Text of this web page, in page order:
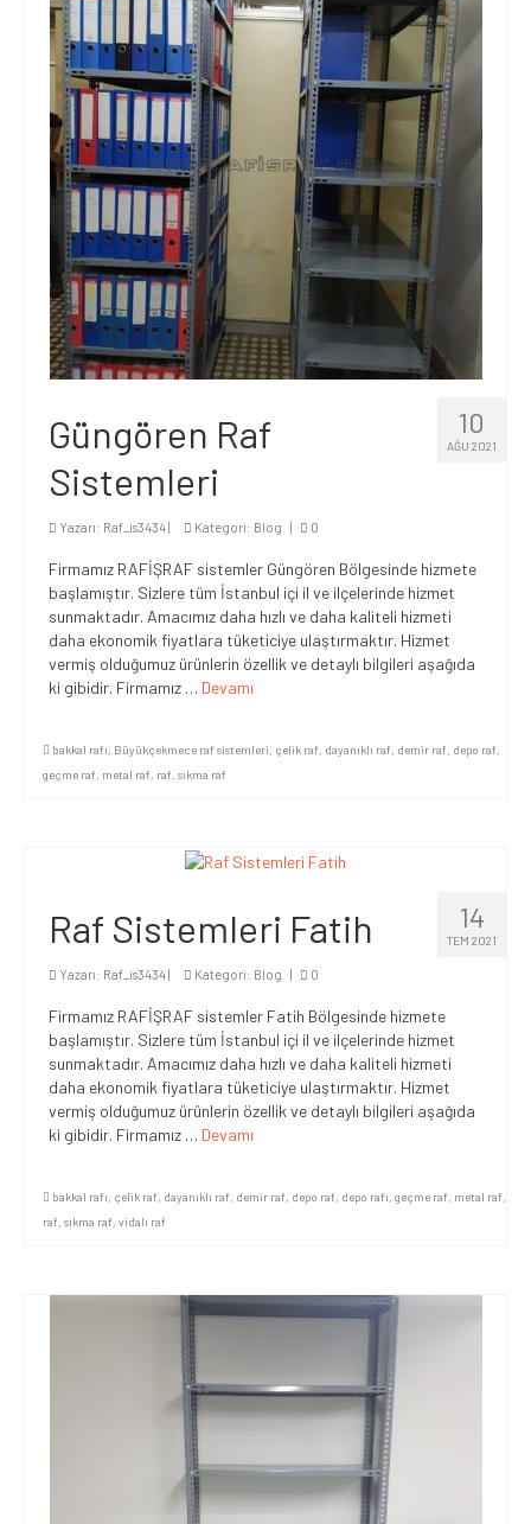
10
AĞU 2021
Güngören Raf
Sistemleri
Yazarı: Raf_is3434 Kategori: Blog 0
Firmamız RAFİŞRAF sistemler Güngören Bölgesinde hizmete
başlamıştır. Sizlere tüm İstanbul içi il ve ilçelerinde hizmet
sunmaktadır. Amacımız daha hızlı ve daha kaliteli hizmeti
daha ekonomik fiyatlara tüketiciye ulaştırmaktır. Hizmet
vermiş olduğumuz ürünlerin özellik ve detaylı bilgileri aşağıda
ki gibidir. Firmamız … Devamı
bakkal rafı, Büyükçekmece raf sistemleri, çelik raf, dayanıklı raf, demir raf, depo raf,
geçme raf, metal raf, raf, sıkma raf
14
TEM 2021
Raf Sistemleri Fatih
Yazarı: Raf_is3434| Kategori: Blog | 0
Firmamız RAFİŞRAF sistemler Fatih Bölgesinde hizmete
başlamıştır. Sizlere tüm İstanbul içi il ve ilçelerinde hizmet
sunmaktadır. Amacımız daha hızlı ve daha kaliteli hizmeti
daha ekonomik fiyatlara tüketiciye ulaştırmaktır. Hizmet
vermiş olduğumuz ürünlerin özellik ve detaylı bilgileri aşağıda
ki gibidir. Firmamız … Devamı
bakkal rafı, çelik raf, dayanıklı raf, demir raf, depo raf, depo rafı, geçme raf, metal raf,
raf, sıkma raf, vidalı raf